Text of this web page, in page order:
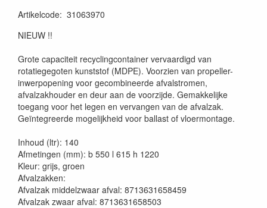
Artikelcode: 31063970
NIEUW !!
Grote capaciteit recyclingcontainer vervaardigd van
rotatiegegoten kunststof (MDPE). Voorzien van propeller-
inwerpopening voor gecombineerde afvalstromen,
afvalzakhouder en deur aan de voorzijde. Gemakkelijke
toegang voor het legen en vervangen van de afvalzak.
Geïntegreerde mogelijkheid voor ballast of vloermontage.
Inhoud (ltr): 140
Afmetingen (mm): b 550 l 615 h 1220
Kleur: grijs, groen
Afvalzakken:
Afvalzak middelzwaar afval: 8713631658459
Afvalzak zwaar afval: 8713631658503